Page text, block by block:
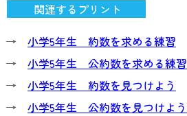
関連するプリント
→ 小学5年生 約数を求める練習
→ 小学5年生 公約数を求める練習
→ 小学5年生 約数を見つけよう
→ 小学5年生 公約数を見つけよう